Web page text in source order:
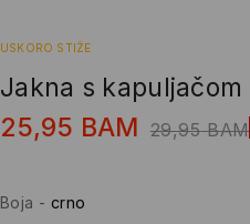
USKORO STIŽE
Jakna s kapuljačom
25,95 BAM 29,95 BAM
Boja - crno